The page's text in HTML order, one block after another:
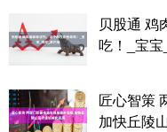
贝股通 鸡
吃！_宝
匠心智策
加快丘陵